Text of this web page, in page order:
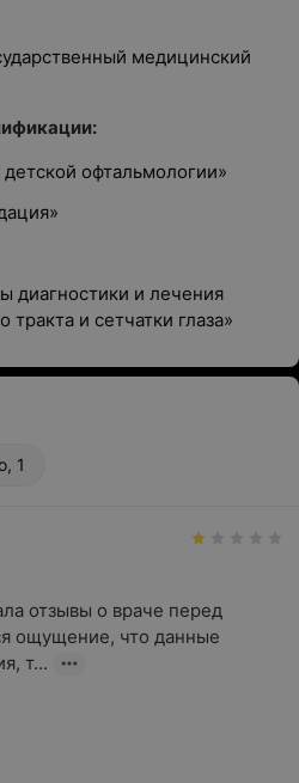
медицинский
офтальмологии»
диагностики и лечения
тракта и сетчатки глаза»
1
отзывы о враче перед
ощущение, что данные
т...